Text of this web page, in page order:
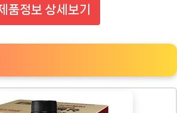
품정보 상세보기